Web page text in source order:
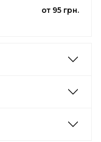
от 95 грн.